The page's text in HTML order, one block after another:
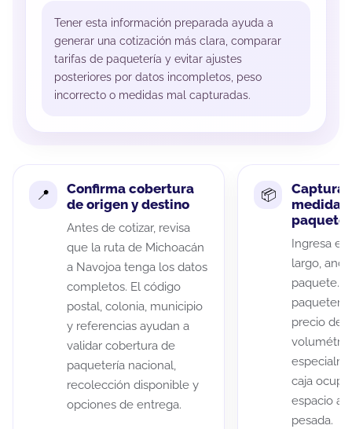
Tener esta información preparada ayuda a
generar una cotización más clara, comparar
tarifas de paquetería y evitar ajustes
posteriores por datos incompletos, peso
incorrecto o medidas mal capturadas.
Confirma cobertura
de origen y destino
Antes de cotizar, revisa
que la ruta de Michoacán
a Navojoa tenga los datos
completos. El código
postal, colonia, municipio
y referencias ayudan a
validar cobertura de
paquetería nacional,
recolección disponible y
opciones de entrega.
Captura
medidas
paquete
Ingresa el
largo,
paquete.
precio de
caja
espacio
pesada.